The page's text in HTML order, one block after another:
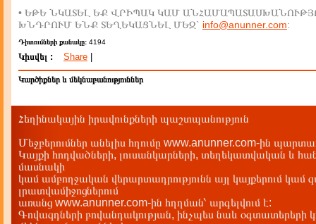
• ԵԹԵ ՆԿԱՏԵԼ ԵՔ ՎՐԻՊԱԿ ԿԱՄ
ԽՆԴՐՈՒՄ ԵՆՔ ՏԵՂԵԿԱՑՆԵԼ ՄԵԶ` info@anunner.com:
Դիտումների քանակը: 4194
Կիսվել : Share
Կարծիքներ և մեկնաբանություններ
Հեղինակային իրավունքների պաշտպանություն
Մեջբերումներ անելիս հղումը www.anunner.com-ին
Կայքի հոդվածների, լուսանկարների, տեղեկատվական և
մասնակի
կամ ամբողջական վերարտադրությունն այլ կայքերում կամ
լրատվամիջոցներում
առանց www.anunner.com-ին հղղման՝ արգելվում է:
Գովազդների բովանդակության, ինչպես նաև օգտատերերի